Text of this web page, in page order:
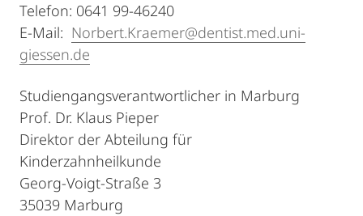
Telefon: 0641 99-46240
E-Mail: Norbert.Kraemer@dentist.med.uni-
giessen.de
Studiengangsverantwortlicher in Marburg
Prof. Dr. Klaus Pieper
Direktor der Abteilung für
Kinderzahnheilkunde
Georg-Voigt-Straße 3
35039 Marburg